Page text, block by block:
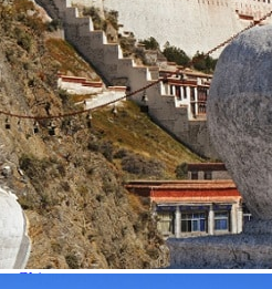
& vacances en Chine
Chinois
montagnes de Chine
balades de Chine
du ciel
pour voir le monde
en Chine : une étonnante diversité
en Chine
d’hôtels en Chine
Voyage Chine
depuis la Chine ?
mots essentiels
Chine